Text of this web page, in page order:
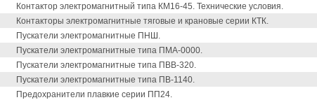
Контактор электромагнитный типа КМ16-45. Технические условия.
Контакторы электромагнитные тяговые и крановые серии КТК.
Пускатели электромагнитные ПНШ.
Пускатели электромагнитные типа ПМА-0000.
Пускатели электромагнитные типа ПВВ-320.
Пускатели электромагнитные типа ПВ-1140.
Предохранители плавкие серии ПП24.